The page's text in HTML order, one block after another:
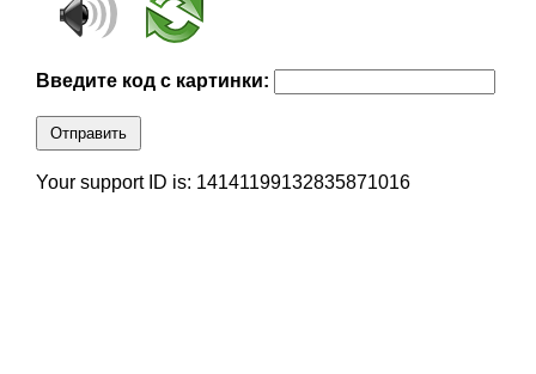
Введите код с картинки:
Отправить
Your support ID is: 14141199132835871016